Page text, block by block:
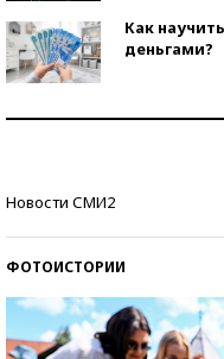
Как
деньгами?
Новости СМИ2
ФОТОИСТОРИИ